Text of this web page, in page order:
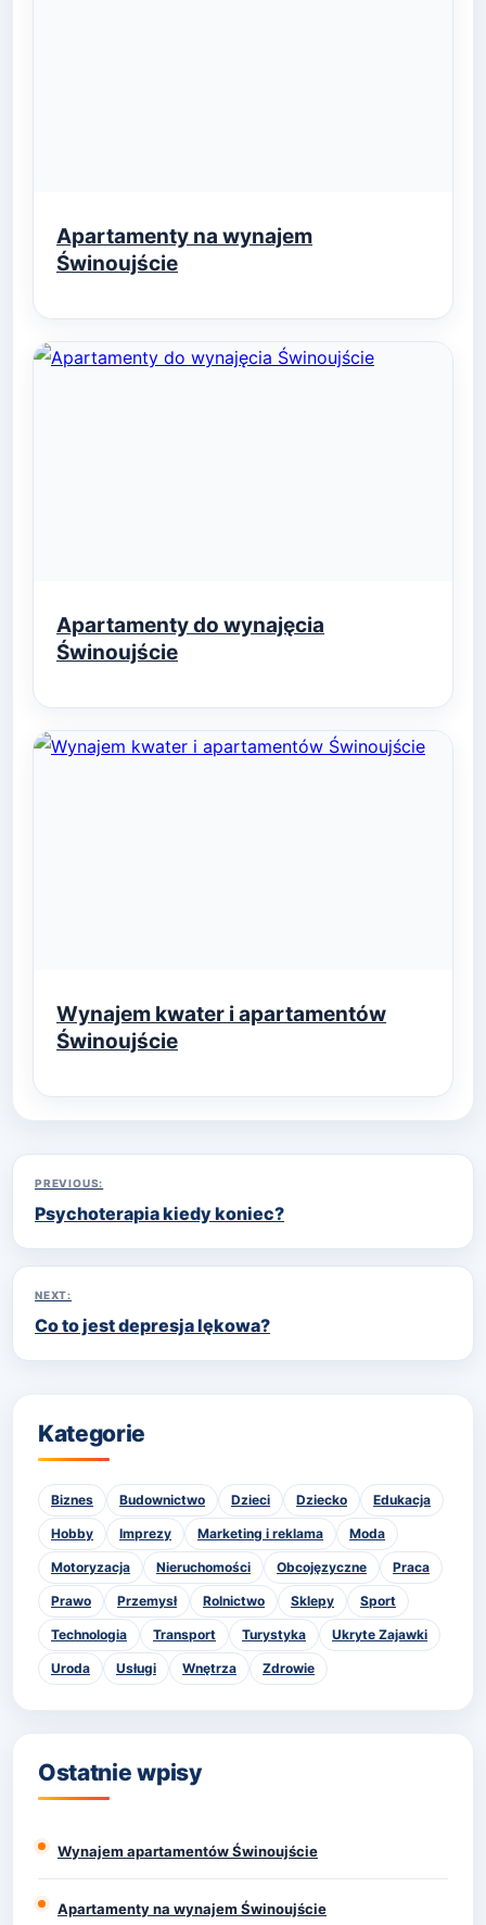
Apartamenty na wynajem
Świnoujście
Apartamenty do wynajęcia
Świnoujście
Wynajem kwater i apartamentów
Świnoujście
Nawigacja
wpisu
PREVIOUS:
Psychoterapia kiedy koniec?
NEXT:
Co to jest depresja lękowa?
Kategorie
Biznes Budownictwo Dzieci Dziecko Edukacja
Hobby Imprezy Marketing i reklama Moda
Motoryzacja Nieruchomości Obcojęzyczne Praca
Prawo Przemysł Rolnictwo Sklepy Sport
Technologia Transport Turystyka Ukryte Zajawki
Uroda Usługi Wnętrza Zdrowie
Ostatnie wpisy
Wynajem apartamentów Świnoujście
Apartamenty na wynajem Świnoujście